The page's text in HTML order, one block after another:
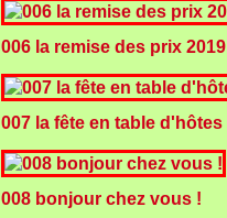
006 la remise des prix 2019
007 la fête en table d'hôtes
008 bonjour chez vous !